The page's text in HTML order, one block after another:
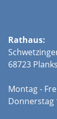
Rathaus:
68723
Montag -
Donnerstag